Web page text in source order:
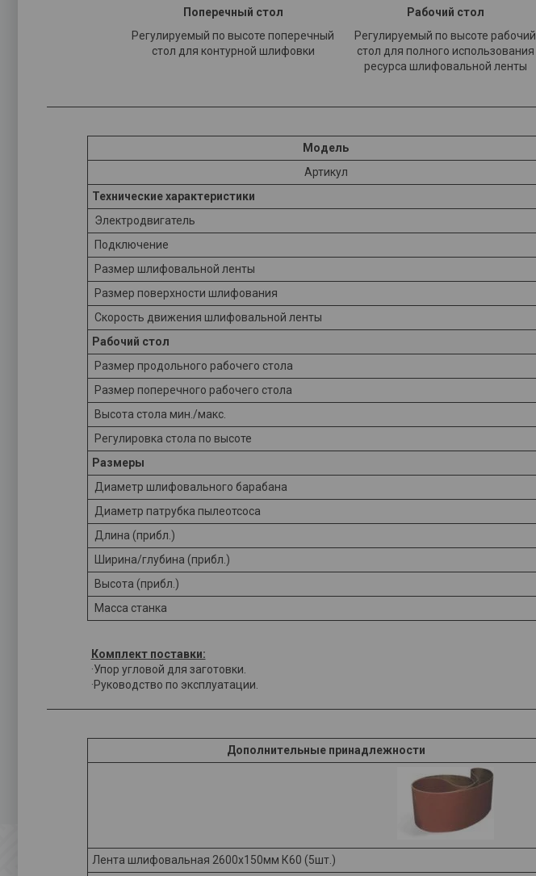
Поперечный стол​ Рабочий стол​
Регулируемый по высоте поперечный
стол для контурной шлифовки
Регулируемый по высоте рабочий
стол для полного использования
ресурса шлифовальной ленты
Модель
Артикул
Технические характеристики
Электродвигатель
Подключение
Размер шлифовальной ленты
Размер поверхности шлифования
Скорость движения шлифовальной ленты
Рабочий стол
Размер продольного рабочего стола
Размер поперечного рабочего стола
Высота стола мин./макс.
Регулировка стола по высоте
Размеры
Диаметр шлифовального барабана
Диаметр патрубка пылеотсоса
Длина (прибл.)
Ширина/глубина (прибл.)
Высота (прибл.)
Масса станка
Комплект поставки:
·Упор угловой для заготовки.
·Руководство по эксплуатации.
Дополнительные принадлежности
Лента шлифовальная 2600х150мм К60 (5шт.)